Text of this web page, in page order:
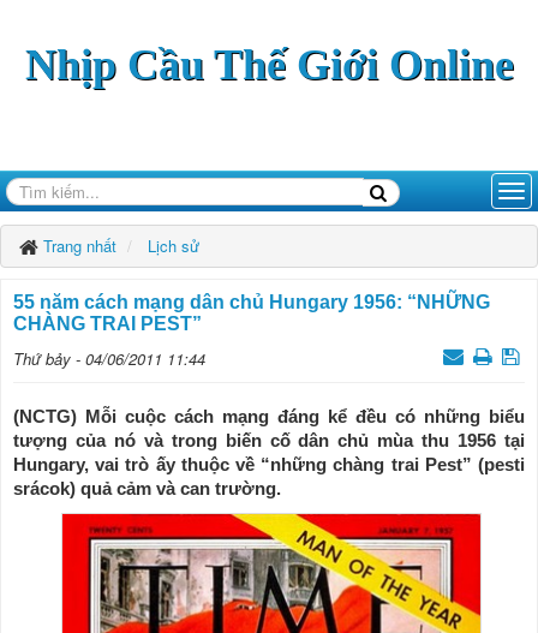
Nhịp Cầu Thế Giới Online
Trang nhất Lịch sử
55 năm cách mạng dân chủ Hungary 1956: “NHỮNG
CHÀNG TRAI PEST”
Thứ bảy - 04/06/2011 11:44
(NCTG) Mỗi cuộc cách mạng đáng kể đều có những biểu
tượng của nó và trong biến cố dân chủ mùa thu 1956 tại
Hungary, vai trò ấy thuộc về “những chàng trai Pest” (pesti
srácok) quả cảm và can trường.